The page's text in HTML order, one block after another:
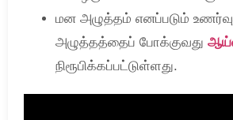
மன அழுத்தம் எனப்படும்
அழுத்தத்தைப் போக்குவது
நிரூபிக்கப்பட்டுள்ளது.